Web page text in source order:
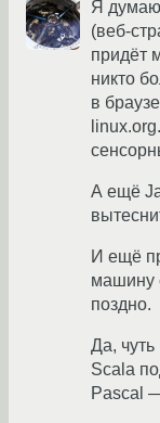
Я
(веб-
придёт
никто
в
А ещё
И ещё
машину
поздно.
Да,
Scala
Pascal